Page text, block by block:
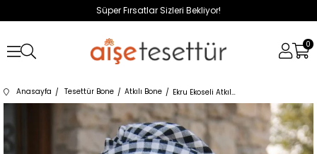
Süper Fırsatlar Sizleri Bekliyor!
0
Anasayfa Tesettür Bone Atkılı Bone Ekru Ekoseli Atkılı Bone